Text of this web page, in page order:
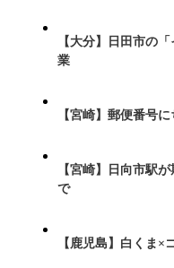
【大分】日田市の
業
【宮崎】郵便番号
【宮崎】日向市駅
で
【鹿児島】白くま×